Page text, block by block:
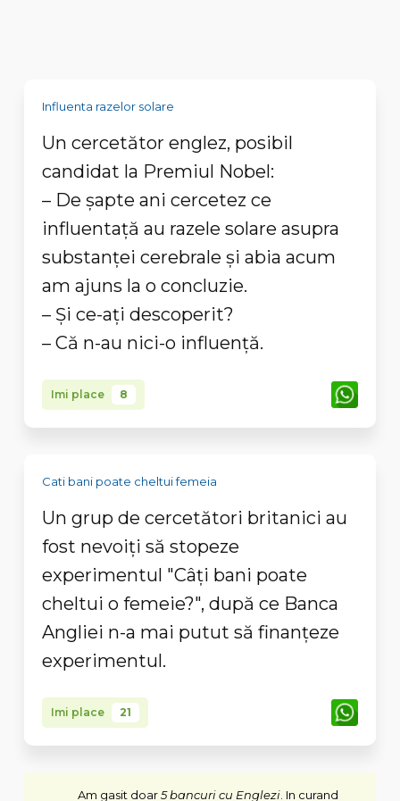
Influenta razelor solare
Un cercetător englez, posibil
candidat la Premiul Nobel:
– De șapte ani cercetez ce
influentață au razele solare asupra
substanței cerebrale și abia acum
am ajuns la o concluzie.
– Și ce-ați descoperit?
– Că n-au nici-o influență.
Imi place 8
Cati bani poate cheltui femeia
Un grup de cercetători britanici au
fost nevoiţi să stopeze
experimentul "Câţi bani poate
cheltui o femeie?", după ce Banca
Angliei n-a mai putut să finanţeze
experimentul.
Imi place 21
Am gasit doar5 bancuri cu Englezi. In curand